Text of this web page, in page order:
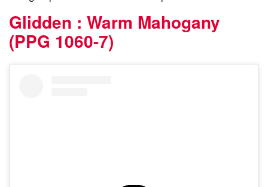
Glidden : Warm Mahogany
(PPG 1060-7)